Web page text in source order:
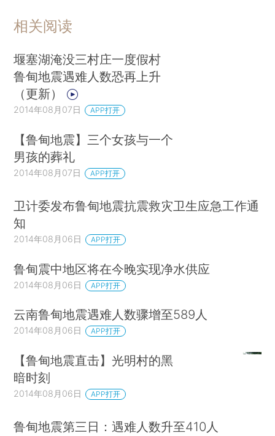
相关阅读
堰塞湖淹没三村庄一度假村
鲁甸地震遇难人数恐再上升
（更新）
2014年08月07日 APP打开
【鲁甸地震】三个女孩与一个
男孩的葬礼
2014年08月07日 APP打开
卫计委发布鲁甸地震抗震救灾卫生应急工作通
知
2014年08月06日 APP打开
鲁甸震中地区将在今晚实现净水供应
2014年08月06日 APP打开
云南鲁甸地震遇难人数骤增至589人
2014年08月06日 APP打开
【鲁甸地震直击】光明村的黑
暗时刻
2014年08月06日 APP打开
鲁甸地震第三日：遇难人数升至410人